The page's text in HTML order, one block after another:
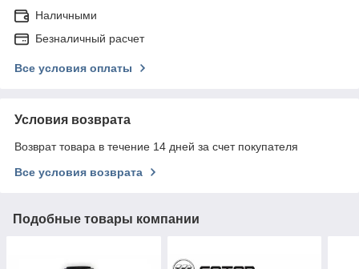
Наличными
Безналичный расчет
Все условия оплаты
Условия возврата
Возврат товара в течение 14 дней за счет покупателя
Все условия возврата
Подобные товары компании